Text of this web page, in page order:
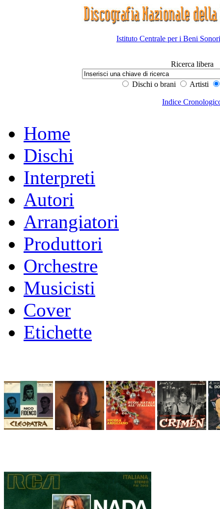
Istituto Centrale per i Beni
Ricerca libera
Dischi o brani Artisti
Indice
Home
Dischi
Interpreti
Autori
Arrangiatori
Produttori
Orchestre
Musicisti
Cover
Etichette